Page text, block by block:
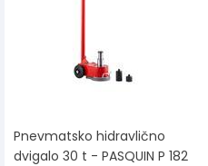
Pnevmatsko hidravlično
dvigalo 30 t - PASQUIN P 182